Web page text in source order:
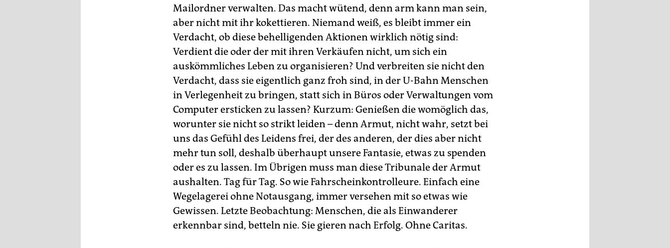
Mailordner verwalten. Das macht wütend, denn arm kann man sein,
aber nicht mit ihr kokettieren. Niemand weiß, es bleibt immer ein
Verdacht, ob diese behelligenden Aktionen wirklich nötig sind:
Verdient die oder der mit ihren Verkäufen nicht, um sich ein
auskömmliches Leben zu organisieren? Und verbreiten sie nicht den
Verdacht, dass sie eigentlich ganz froh sind, in der U-Bahn Menschen
in Verlegenheit zu bringen, statt sich in Büros oder Verwaltungen vom
Computer ersticken zu lassen? Kurzum: Genießen die womöglich das,
worunter sie nicht so strikt leiden – denn Armut, nicht wahr, setzt bei
uns das Gefühl des Leidens frei, der des anderen, der dies aber nicht
mehr tun soll, deshalb überhaupt unsere Fantasie, etwas zu spenden
oder es zu lassen. Im Übrigen muss man diese Tribunale der Armut
aushalten. Tag für Tag. So wie Fahrscheinkontrolleure. Einfach eine
Wegelagerei ohne Notausgang, immer versehen mit so etwas wie
Gewissen. Letzte Beobachtung: Menschen, die als Einwanderer
erkennbar sind, betteln nie. Sie gieren nach Erfolg. Ohne Caritas.